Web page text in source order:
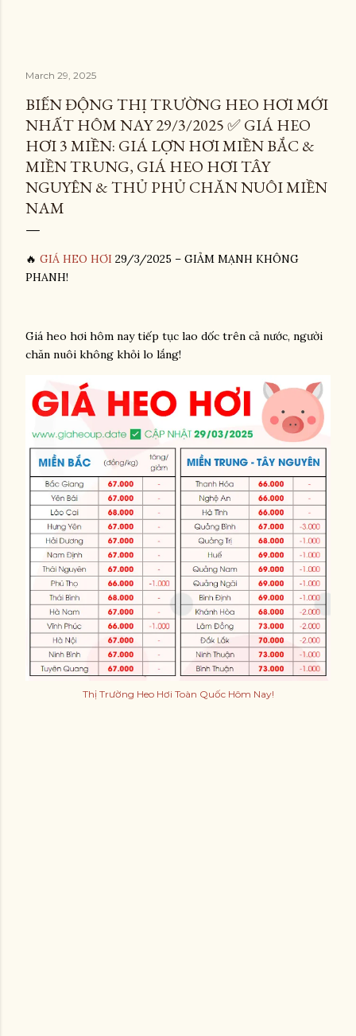
March 29, 2025
BIẾN ĐỘNG THỊ TRƯỜNG HEO HƠI MỚI
NHẤT HÔM NAY 29/3/2025 ✅ GIÁ HEO
HƠI 3 MIỀN: GIÁ LỢN HƠI MIỀN BẮC &
MIỀN TRUNG, GIÁ HEO HƠI TÂY
NGUYÊN & THỦ PHỦ CHĂN NUÔI MIỀN
NAM
🔥 GIÁ HEO HƠI 29/3/2025 – GIẢM MẠNH KHÔNG
PHANH!
Giá heo hơi hôm nay tiếp tục lao dốc trên cả nước, người
chăn nuôi không khỏi lo lắng!
Thị Trường Heo Hơi Toàn Quốc Hôm Nay!